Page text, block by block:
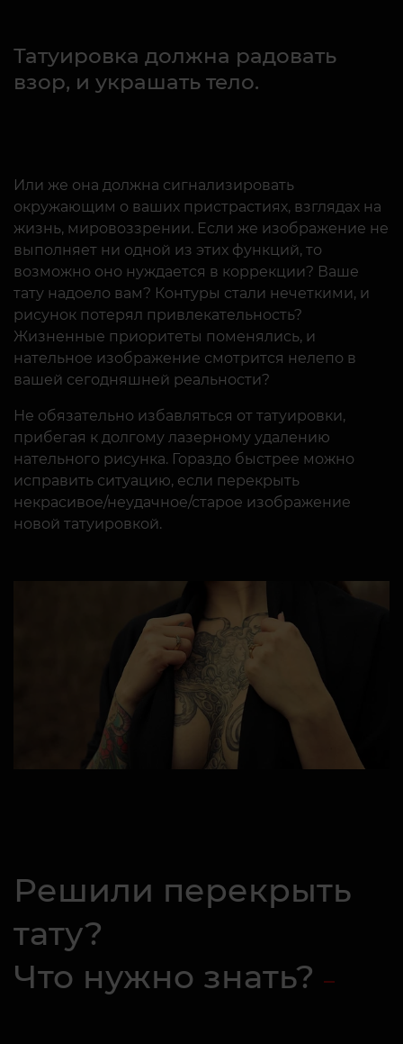
Татуировка должна радовать
взор, и украшать тело.
Или же она должна сигнализировать
окружающим о ваших пристрастиях, взглядах на
жизнь, мировоззрении. Если же изображение не
выполняет ни одной из этих функций, то
возможно оно нуждается в коррекции? Ваше
тату надоело вам? Контуры стали нечеткими, и
рисунок потерял привлекательность?
Жизненные приоритеты поменялись, и
нательное изображение смотрится нелепо в
вашей сегодняшней реальности?
Не обязательно избавляться от татуировки,
прибегая к долгому лазерному удалению
нательного рисунка. Гораздо быстрее можно
исправить ситуацию, если перекрыть
некрасивое/неудачное/старое изображение
новой татуировкой.
Решили перекрыть
тату?
Что нужно знать?